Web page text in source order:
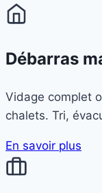
Débarras
Vidage complet
chalets. Tri,
En savoir plus